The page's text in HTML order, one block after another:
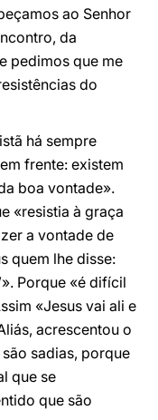
ao Senhor
da
pedimos que me
do
há sempre
frente: existem
boa vontade».
«resistia à graça
a vontade de
quem lhe disse:
Porque «é difícil
«Jesus vai ali e
acrescentou o
sadias, porque
que se
que são